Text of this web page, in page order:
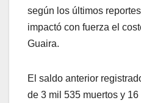
según los últimos
impactó con fuerza el
Guaira.
El saldo anterior
de 3 mil 535 muertos y